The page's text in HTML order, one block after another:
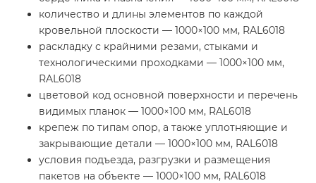
количество и длины элементов по каждой
кровельной плоскости — 1000×100 мм, RAL6018
раскладку с крайними резами, стыками и
технологическими проходками — 1000×100 мм,
RAL6018
цветовой код основной поверхности и перечень
видимых планок — 1000×100 мм, RAL6018
крепеж по типам опор, а также уплотняющие и
закрывающие детали — 1000×100 мм, RAL6018
условия подъезда, разгрузки и размещения
пакетов на объекте — 1000×100 мм, RAL6018